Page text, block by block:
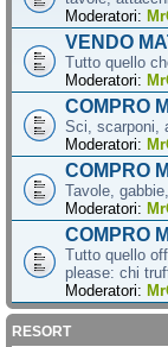
Moderatori:
VENDO
Tutto quello
Moderatori:
COMPRO
Sci, scarponi,
Moderatori:
COMPRO
Tavole,
Moderatori:
COMPRO
Tutto quello
please: chi
Moderatori:
RESORT